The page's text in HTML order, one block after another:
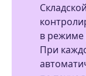
в режиме
При